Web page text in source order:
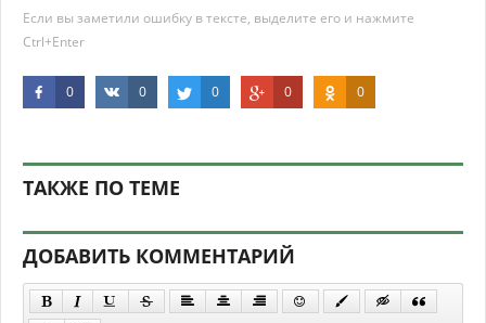
Если вы заметили ошибку в тексте, выделите его и нажмите
Ctrl+Enter
0 0 0 0 0
ТАКЖЕ ПО ТЕМЕ
ДОБАВИТЬ КОММЕНТАРИЙ